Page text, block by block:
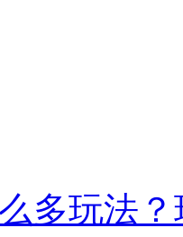
多玩法